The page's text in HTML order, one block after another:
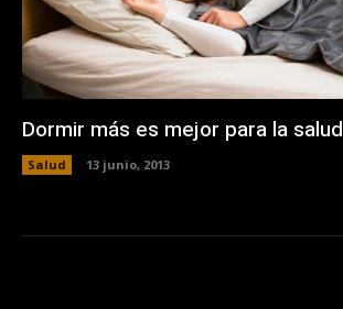
Dormir más es mejor para la salud
Salud 13 junio, 2013